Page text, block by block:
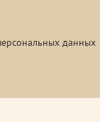
данных